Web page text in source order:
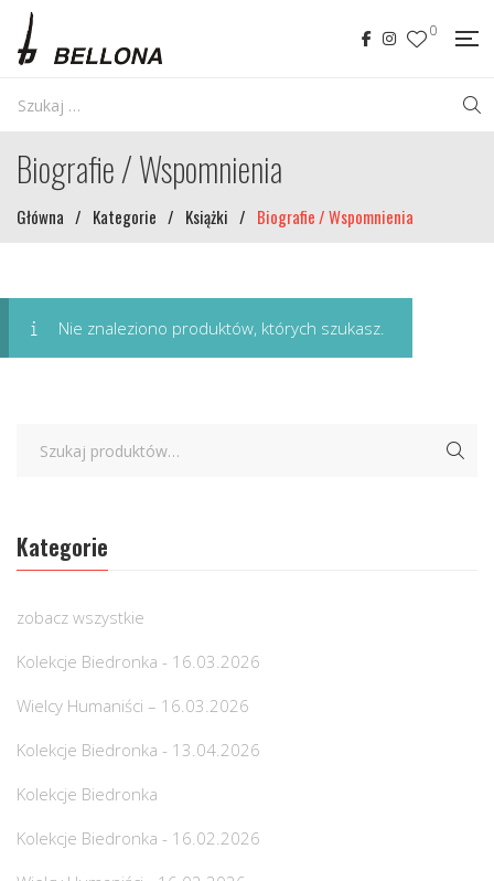
0
Biografie / Wspomnienia
Główna / Kategorie / Książki / Biografie / Wspomnienia
Nie znaleziono produktów, których szukasz.
Kategorie
zobacz wszystkie
Kolekcje Biedronka - 16.03.2026
Wielcy Humaniści – 16.03.2026
Kolekcje Biedronka - 13.04.2026
Kolekcje Biedronka
Kolekcje Biedronka - 16.02.2026